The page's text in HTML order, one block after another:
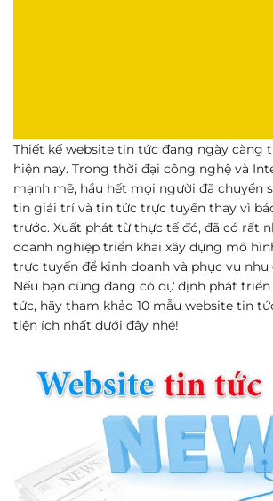
Thiết kế website tin tức đang ngày càng
hiện nay. Trong thời đại công nghệ và
mạnh mẽ, hầu hết mọi người đã chuyển
tin giải trí và tin tức trực tuyến thay vì
trước. Xuất phát từ thực tế đó, đã có rất
doanh nghiệp triển khai xây dựng mô
trực tuyến để kinh doanh và phục vụ nhu
Nếu bạn cũng đang có dự định phát
tức, hãy tham khảo 10 mẫu website tin
tiện ích nhất dưới đây nhé!